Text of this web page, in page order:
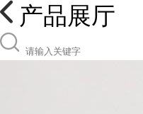
产品展厅